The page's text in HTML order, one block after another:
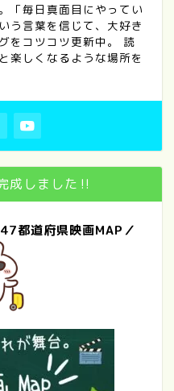
「毎日真面目にやってい
う言葉を信じて、大好き
をコツコツ更新中。 読
楽しくなるような場所を
成しました‼
都道府県映画MAP／